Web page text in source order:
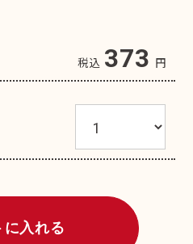
税込 373 円
に入れる